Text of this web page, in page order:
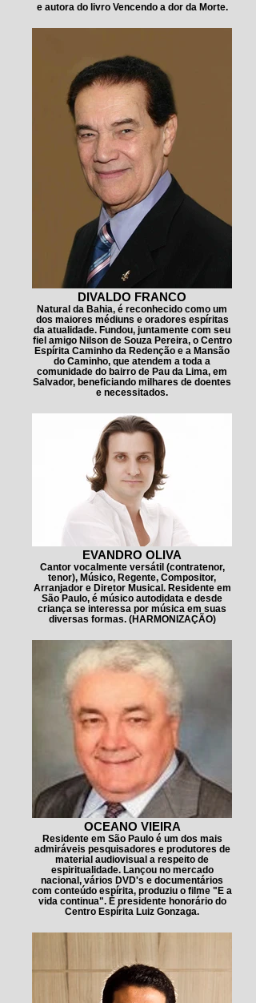
e autora do livro Vencendo a dor da Morte.
DIVALDO FRANCO
Natural da Bahia, é reconhecido como um
dos maiores médiuns e oradores espíritas
da atualidade. Fundou, juntamente com seu
fiel amigo Nilson de Souza Pereira, o Centro
Espírita Caminho da Redenção e a Mansão
do Caminho, que atendem a toda a
comunidade do bairro de Pau da Lima, em
Salvador, beneficiando milhares de doentes
e necessitados.
EVANDRO OLIVA
Cantor vocalmente versátil (contratenor,
tenor), Músico, Regente, Compositor,
Arranjador e Diretor Musical. Residente em
São Paulo, é músico autodidata e desde
criança se interessa por música em suas
diversas formas. (HARMONIZAÇÃO)
OCEANO VIEIRA
Residente em São Paulo é um dos mais
admiráveis pesquisadores e produtores de
material audiovisual a respeito de
espiritualidade. Lançou no mercado
nacional, vários DVD's e documentários
com conteúdo espírita, produziu o filme "E a
vida continua". É presidente honorário do
Centro Espírita Luiz Gonzaga.